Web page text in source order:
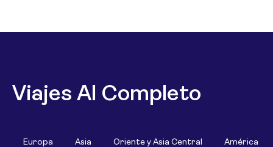
Viajes Al Completo
Europa Asia Oriente y Asia Central América